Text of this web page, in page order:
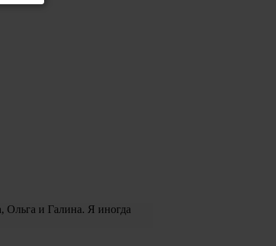
Ольга и Галина. Я иногда